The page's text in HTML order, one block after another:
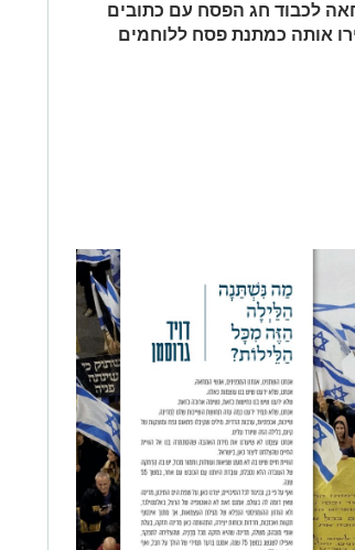
לכבוד חג הפסח עם כתובים
אותה כמתנת פסח ללוחמים